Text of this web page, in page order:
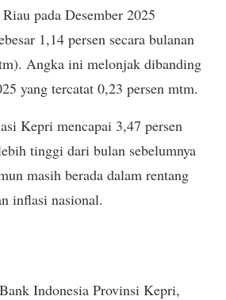
pada Desember 2025
1,14 persen secara bulanan
Angka ini melonjak dibanding
yang tercatat 0,23 persen mtm.
Kepri mencapai 3,47 persen
tinggi dari bulan sebelumnya
masih berada dalam rentang
inflasi nasional.
Indonesia Provinsi Kepri,